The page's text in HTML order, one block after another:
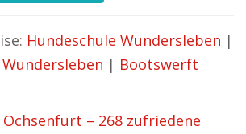
Hundeschule Wundersleben |
| Bootswerft
Ochsenfurt – 268 zufriedene